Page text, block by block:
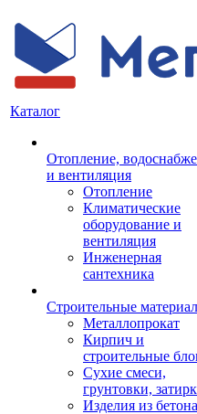
Каталог
Отопление,
и вентиляция
Отопление
Климатические
оборудование и
вентиляция
Инженерная
сантехника
Строительные
Металлопрокат
Кирпич и
строительные
Сухие смеси,
грунтовки,
Изделия из бетона